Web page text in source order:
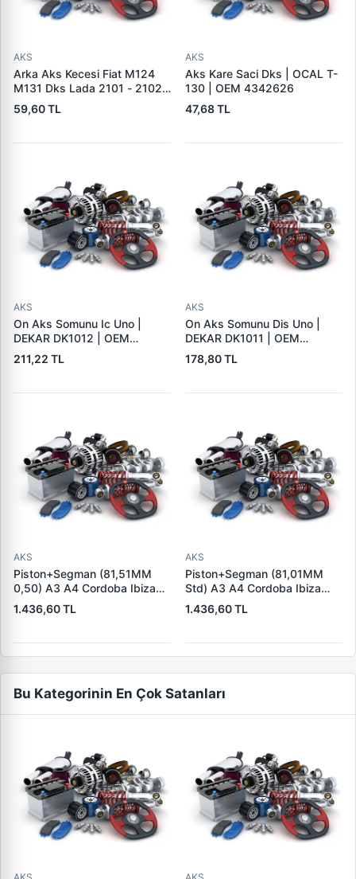
AKS
Arka Aks Kecesi Fiat M124
M131 Dks Lada 2101 - 2102 -
2103 - 2105 - Niva | CDF
88118 | OEM 4042073
21012401034
59,60 TL
AKS
Aks Kare Saci Dks | OCAL T-
130 | OEM 4342626
47,68 TL
AKS
On Aks Somunu Ic Uno |
DEKAR DK1012 | OEM
4443881
211,22 TL
AKS
On Aks Somunu Dis Uno |
DEKAR DK1011 | OEM
5950583
178,80 TL
AKS
Piston+Segman (81,51MM
0,50) A3 A4 Cordoba Ibiza
Toledo Octavia Golf 3 4
Beetle Passat Vento Akl Aft
Arm Aur Awh | YENMAK 31-
04307-050 | OEM
050107065D
1.436,60 TL
AKS
Piston+Segman (81,01MM
Std) A3 A4 Cordoba Ibiza
Toledo Octavia Golf 3 4
Beetle Passat Vento Akl Aft
Arm Aur Awh | YENMAK 31-
04307-000 | OEM
050107065D 050107065E
1.436,60 TL
Bu Kategorinin En Çok Satanları